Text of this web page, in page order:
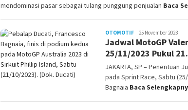
mendominasi pasar sebagai tulang punggung penjualan Baca
OTOMOTIF Redaksi
25 November 2023
Jadwal MotoGP
25/11/2023 Pukul
JAKARTA, SP – Penentuan
pada Sprint Race, Sabtu
Bagnaia Baca